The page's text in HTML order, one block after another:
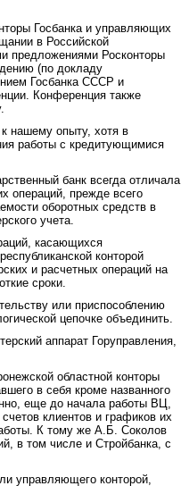
Госбанка и управляющих
в Российской
предложениями Росконторы
(по докладу
Госбанка СССР и
Конференция также
нашему опыту, хотя в
работы с кредитующимися
банк всегда отличала
операций, прежде всего
оборотных средств в
учета.
касающихся
конторой
и расчетных операций на
сроки.
или приспособлению
цепочке объединить.
аппарат Горуправления,
областной конторы
в себя кроме названного
еще до начала работы ВЦ,
клиентов и графиков их
К тому же А.Б. Соколов
в том числе и Стройбанка, с
управляющего конторой,